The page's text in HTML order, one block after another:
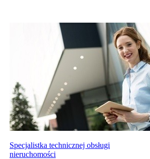
Specjalistka technicznej obsługi
nieruchomości